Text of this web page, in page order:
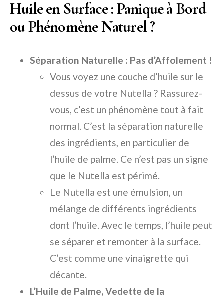
Huile en Surface : Panique à Bord
ou Phénomène Naturel ?
Séparation Naturelle : Pas d’Affolement !
Vous voyez une couche d’huile sur le
dessus de votre Nutella ? Rassurez-
vous, c’est un phénomène tout à fait
normal. C’est la séparation naturelle
des ingrédients, en particulier de
l’huile de palme. Ce n’est pas un signe
que le Nutella est périmé.
Le Nutella est une émulsion, un
mélange de différents ingrédients
dont l’huile. Avec le temps, l’huile peut
se séparer et remonter à la surface.
C’est comme une vinaigrette qui
décante.
L’Huile de Palme, Vedette de la